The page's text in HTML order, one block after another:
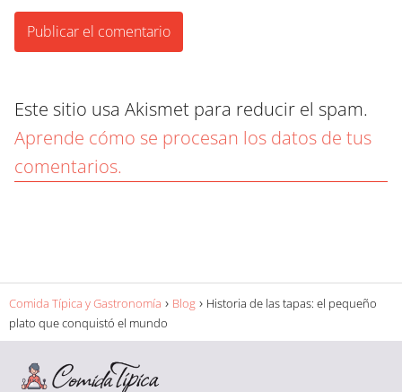
Este sitio usa Akismet para reducir el spam.
Aprende cómo se procesan los datos de tus
comentarios.
Comida Típica y Gastronomía Blog
Historia de las tapas: el pequeño
plato que conquistó el mundo